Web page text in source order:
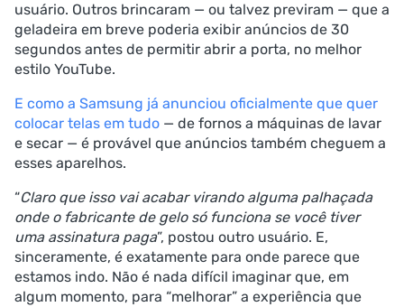
usuário. Outros brincaram — ou talvez previram — que a
geladeira em breve poderia exibir anúncios de 30
segundos antes de permitir abrir a porta, no melhor
estilo YouTube.
E como a Samsung já anunciou oficialmente que quer
colocar telas em tudo — de fornos a máquinas de lavar
e secar — é provável que anúncios também cheguem a
esses aparelhos.
“Claro que isso vai acabar virando alguma palhaçada
onde o fabricante de gelo só funciona se você tiver
uma assinatura paga”, postou outro usuário. E,
sinceramente, é exatamente para onde parece que
estamos indo. Não é nada difícil imaginar que, em
algum momento, para “melhorar” a experiência que